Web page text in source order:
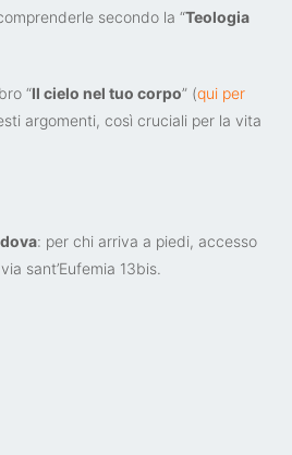
secondo la “Teologia
“Il cielo nel tuo corpo” (qui per
argomenti, così cruciali per la vita
: per chi arriva a piedi, accesso
sant’Eufemia 13bis.